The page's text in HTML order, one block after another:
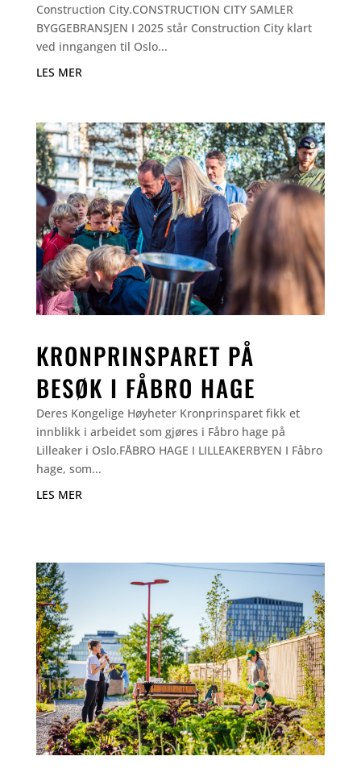
Construction City.CONSTRUCTION CITY SAMLER
BYGGEBRANSJEN I 2025 står Construction City klart
ved inngangen til Oslo...
LES MER
KRONPRINSPARET PÅ
BESØK I FÅBRO HAGE
Deres Kongelige Høyheter Kronprinsparet fikk et
innblikk i arbeidet som gjøres i Fåbro hage på
Lilleaker i Oslo.FÅBRO HAGE I LILLEAKERBYEN I Fåbro
hage, som...
LES MER